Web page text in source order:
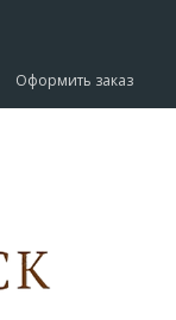
Оформить заказ